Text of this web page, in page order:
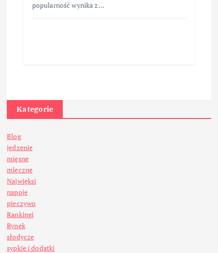
popularność wynika z…
Kategorie
Blog
jedzenie
mięsne
mleczne
Najwięksi
napoje
pieczywo
Rankingi
Rynek
słodycze
sypkie i dodatki